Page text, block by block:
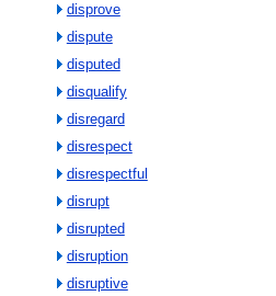
disprove
dispute
disputed
disqualify
disregard
disrespect
disrespectful
disrupt
disrupted
disruption
disruptive